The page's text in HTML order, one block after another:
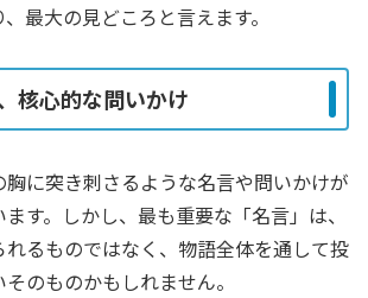
最大の見どころと言えます。
核心的な問いかけ
に突き刺さるような名言や問いかけが
す。しかし、最も重要な「名言」は、
るものではなく、物語全体を通して投
のものかもしれません。